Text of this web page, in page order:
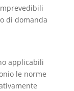
di domanda
applicabili
le norme